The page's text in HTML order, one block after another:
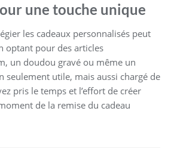
une touche unique
les cadeaux personnalisés peut
optant pour des articles
un doudou gravé ou même un
seulement utile, mais aussi chargé de
pris le temps et l’effort de créer
de la remise du cadeau